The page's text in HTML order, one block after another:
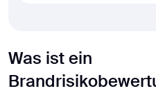
Was ist ein